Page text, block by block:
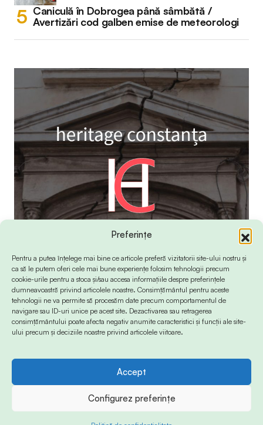
Preferințe
Pentru a putea înțelege mai bine ce articole preferă vizitatorii site-ului nostru și
ca să le putem oferi cele mai bune experiențe folosim tehnologii precum
cookie-urile pentru a stoca și/sau accesa informațiile despre preferințele
dumneavoastră privind articolele noastre. Consimțământul pentru aceste
tehnologii ne va permite să procesăm date precum comportamentul de
navigare sau ID-uri unice pe acest site. Dezactivarea sau retragerea
consimțământului poate afecta negativ anumite caracteristici și funcții ale site-
ului precum și deciziile noastre privind articolele viitoare.
Accept
Configurez preferințe
Caniculă în Dobrogea până sâmbătă /
Avertizări cod galben emise de meteorologi
© 2024 Info-Sud-Est. All Rights Reserved.